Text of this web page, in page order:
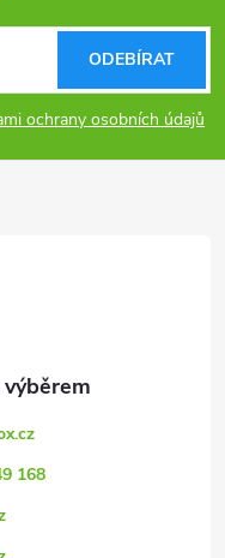
ochrany osobních údajů
ODEBÍRAT
168